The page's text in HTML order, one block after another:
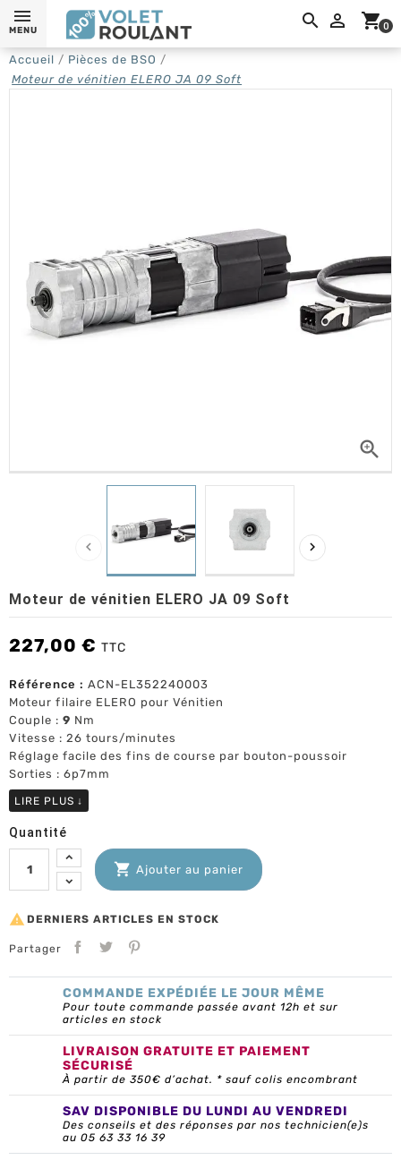
 shopping_cart0
MENU
Accueil
Pièces de BSO
Moteur de vénitien ELERO JA 09 Soft

 
Moteur de vénitien ELERO JA 09 Soft
227,00 € TTC
Référence : ACN-EL352240003
Moteur filaire ELERO pour Vénitien
Couple : 9 Nm
Vitesse : 26 tours/minutes
Réglage facile des fins de course par bouton-poussoir
Sorties : 6p7mm
LIRE PLUS ↓
Quantité
 Ajouter au panier
 DERNIERS ARTICLES EN STOCK
Partager
COMMANDE EXPÉDIÉE LE JOUR MÊME
Pour toute commande passée avant 12h et sur
articles en stock
LIVRAISON GRATUITE ET PAIEMENT
SÉCURISÉ
À partir de 350€ d’achat. * sauf colis encombrant
SAV DISPONIBLE DU LUNDI AU VENDREDI
Des conseils et des réponses par nos technicien(e)s
au 05 63 33 16 39